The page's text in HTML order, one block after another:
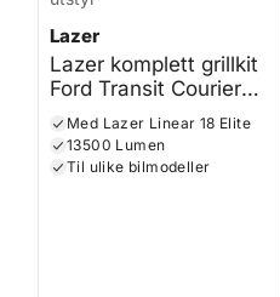
Lazer
Lazer komplett grillkit
Ford Transit Courier
2014+
Med Lazer Linear 18 Elite
13500 Lumen
Til ulike bilmodeller